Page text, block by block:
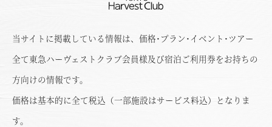
当サイトに掲載している情報は、価格･プラン･イベント･ツアー
全て東急ハーヴェストクラブ会員様及び宿泊ご利用券をお持ちの
方向けの情報です。
価格は基本的に全て税込（一部施設はサービス料込）となりま
す。